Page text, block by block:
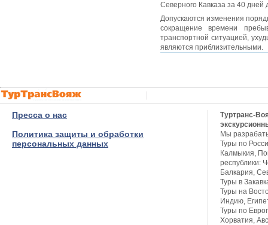
Северного Кавказа за 40 дней
Допускаются изменения
сокращение времени
транспортной ситуацией,
являются приблизительными.
Пресса о нас
Политика защиты и обработки
персональных данных
Туртранс-
Мы
Туры по
Калмыкия,
республики:
Балкария,
Туры в
Туры на
Индию,
Туры по
Хорватия,